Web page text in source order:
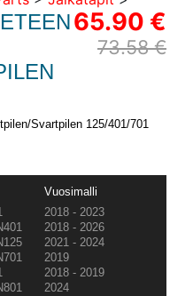
65.90 €
73.58 €
Svartpilen 125/401/701
Vuosimalli
2018 - 2023
2018 - 2026
2021 - 2024
2019
2018 - 2019
2024